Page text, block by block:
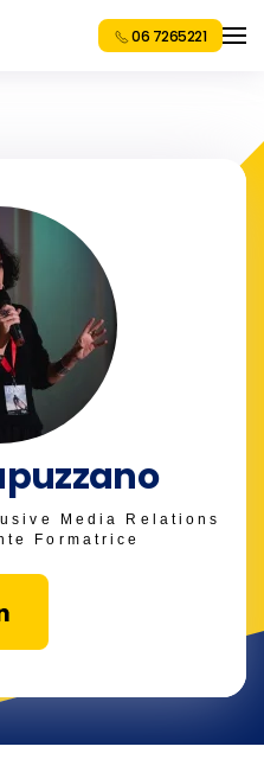
06 7265221
Media Relations
Formatrice